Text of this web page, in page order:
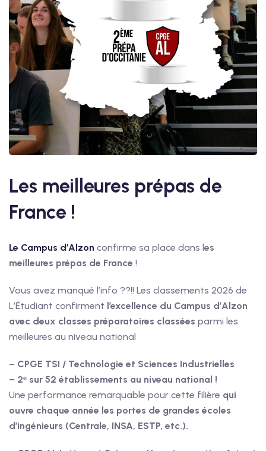
Les meilleures prépas de
France !
Le Campus d’Alzon confirme sa place dans les
meilleures prépas de France !
Vous avez manqué l’info ??!! Les classements 2026 de
L’Étudiant confirment l’excellence du Campus d’Alzon
avec deux classes préparatoires classées parmi les
meilleures au niveau national
– CPGE TSI / Technologie et Sciences Industrielles
– 2ᵉ sur 52 établissements au niveau national !
Une performance remarquable pour cette filière qui
ouvre chaque année les portes de grandes écoles
d’ingénieurs (Centrale, INSA, ESTP, etc.).